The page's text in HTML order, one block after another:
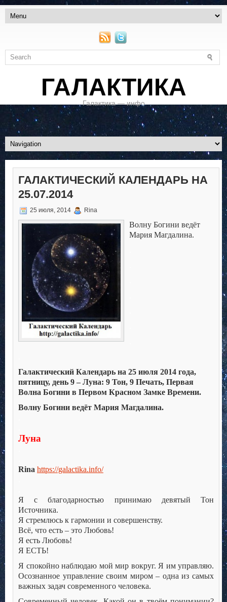
ГАЛАКТИКА
Галактика — инфо
ГАЛАКТИЧЕСКИЙ КАЛЕНДАРЬ НА
25.07.2014
25 июля, 2014 Rina
Волну Богини ведёт
Мария Магдалина.
Галактический Календарь на 25 июля 2014 года,
пятницу, день 9 – Луна: 9 Тон, 9 Печать, Первая
Волна Богини в Первом Красном Замке Времени.
Волну Богини ведёт Мария Магдалина.
Луна
Rina https://galactika.info/
Я с благодарностью принимаю девятый Тон
Источника.
Я стремлюсь к гармонии и совершенству.
Всё, что есть – это Любовь!
Я есть Любовь!
Я ЕСТЬ!
Я спокойно наблюдаю мой мир вокруг. Я им управляю.
Осознанное управление своим миром – одна из самых
важных задач современного человека.